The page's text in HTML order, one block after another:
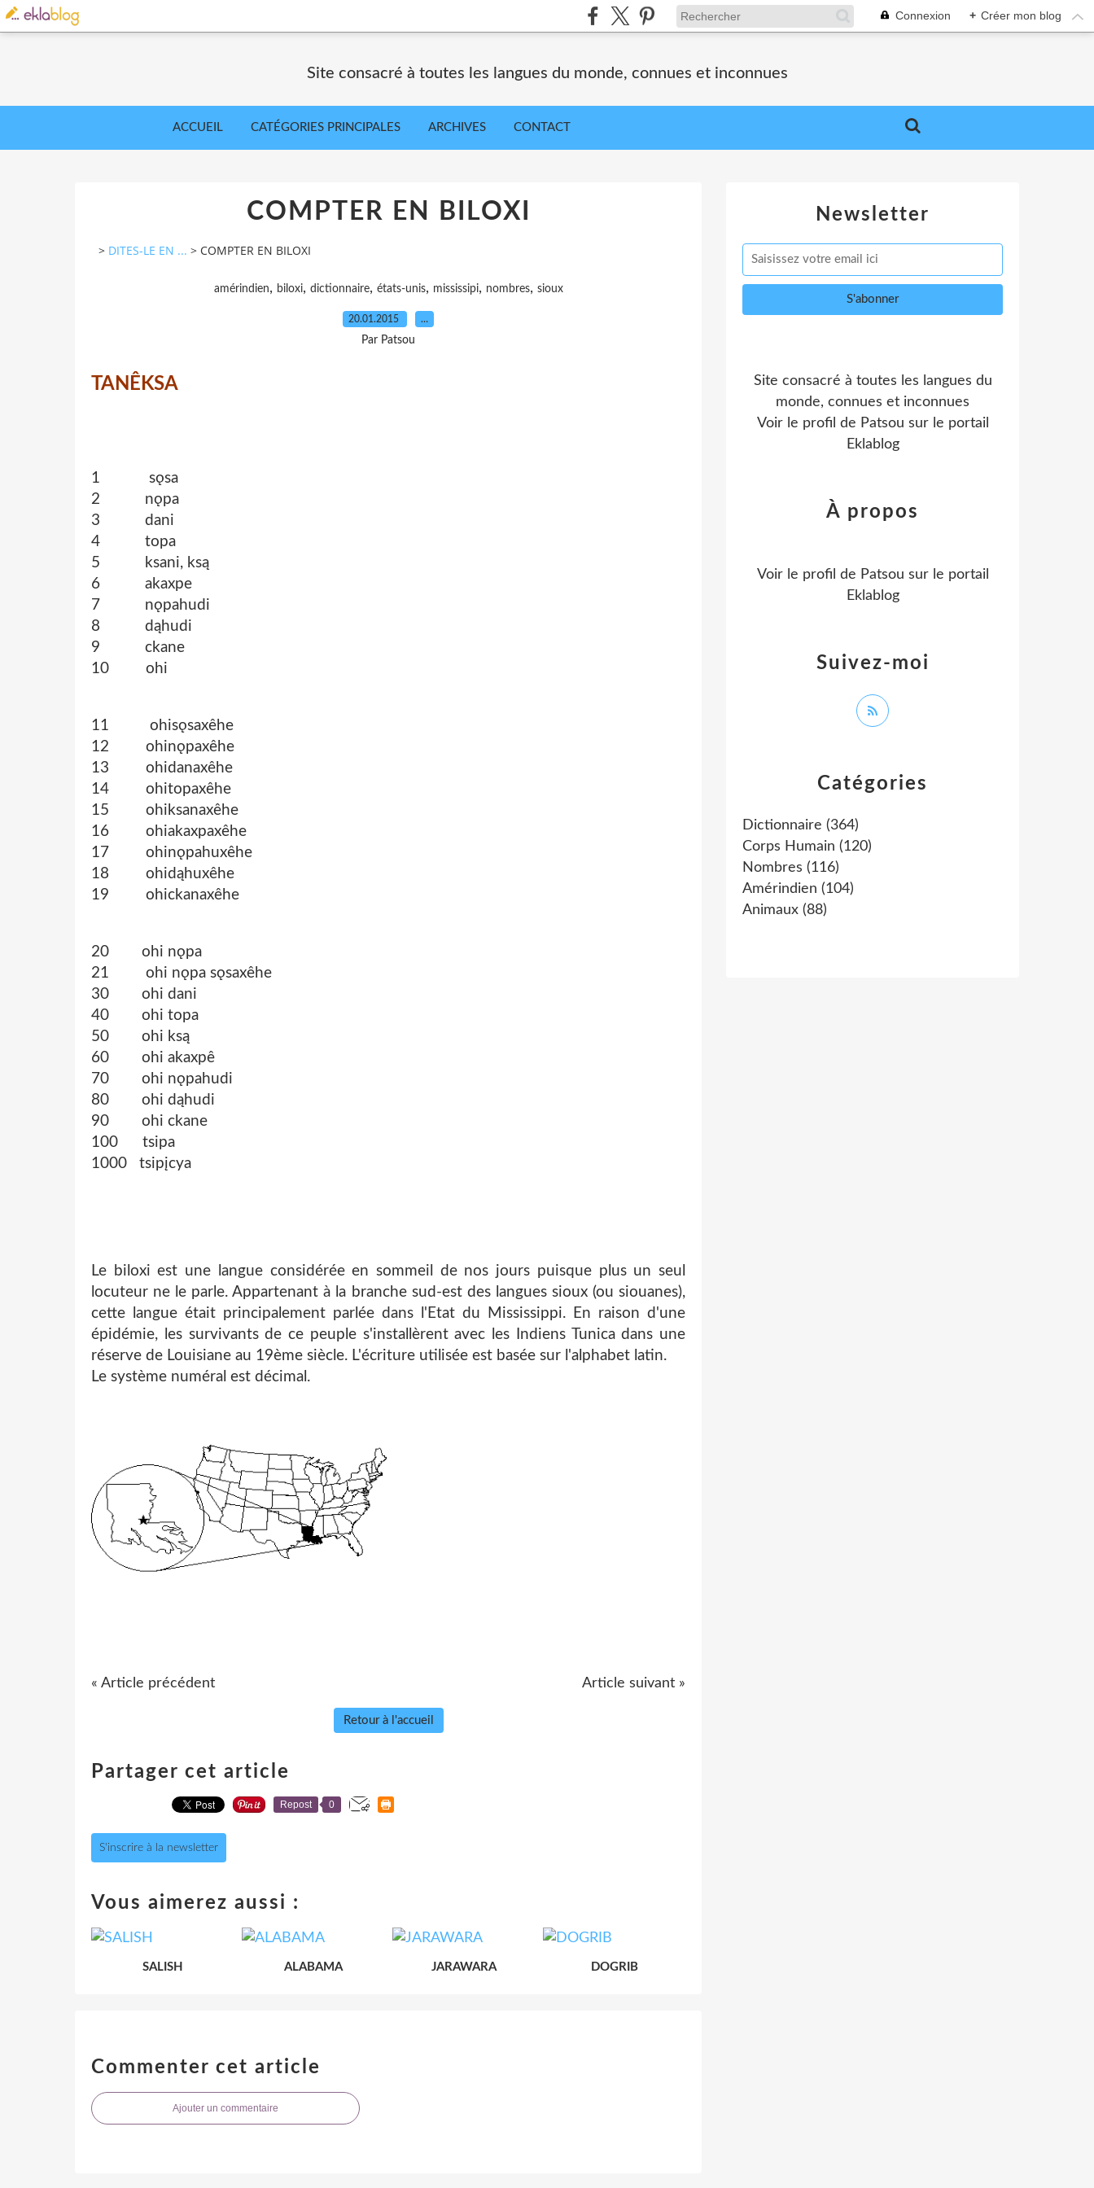
Connexion + Créer mon blog
Site consacré à toutes les langues du monde, connues et inconnues
ACCUEIL CATÉGORIES PRINCIPALES ARCHIVES CONTACT
COMPTER EN BILOXI
> DITES-LE EN ... > COMPTER EN BILOXI
amérindien, biloxi, dictionnaire, états-unis, mississipi, nombres, sioux
20.01.2015 …
Par Patsou
TANÊKSA
1 sǫsa
2 nǫpa
3 dani
4 topa
5 ksani, ksą
6 akaxpe
7 nǫpahudi
8 dąhudi
9 ckane
10 ohi
11 ohisǫsaxêhe
12 ohinǫpaxêhe
13 ohidanaxêhe
14 ohitopaxêhe
15 ohiksanaxêhe
16 ohiakaxpaxêhe
17 ohinǫpahuxêhe
18 ohidąhuxêhe
19 ohickanaxêhe
20 ohi nǫpa
21 ohi nǫpa sǫsaxêhe
30 ohi dani
40 ohi topa
50 ohi ksą
60 ohi akaxpê
70 ohi nǫpahudi
80 ohi dąhudi
90 ohi ckane
100 tsipa
1000 tsipįcya
Le biloxi est une langue considérée en sommeil de nos jours puisque plus un seul
locuteur ne le parle. Appartenant à la branche sud-est des langues sioux (ou siouanes),
cette langue était principalement parlée dans l'Etat du Mississippi. En raison d'une
épidémie, les survivants de ce peuple s'installèrent avec les Indiens Tunica dans une
réserve de Louisiane au 19ème siècle. L'écriture utilisée est basée sur l'alphabet latin.
Le système numéral est décimal.
« Article précédent Article suivant »
Retour à l'accueil
Partager cet article
Repost 0
S'inscrire à la newsletter
Vous aimerez aussi :
SALISH ALABAMA JARAWARA DOGRIB
Commenter cet article
Ajouter un commentaire
Newsletter
Catégories
Dictionnaire (364)
Corps Humain (120)
Nombres (116)
Amérindien (104)
Animaux (88)
Site consacré à toutes les langues du
monde, connues et inconnues
Voir le profil de Patsou sur le portail
Eklablog
Suivez-moi
À propos
Voir le profil de Patsou sur le portail
Eklablog